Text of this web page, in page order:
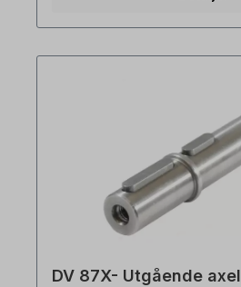
DV 87X- Utgående axel